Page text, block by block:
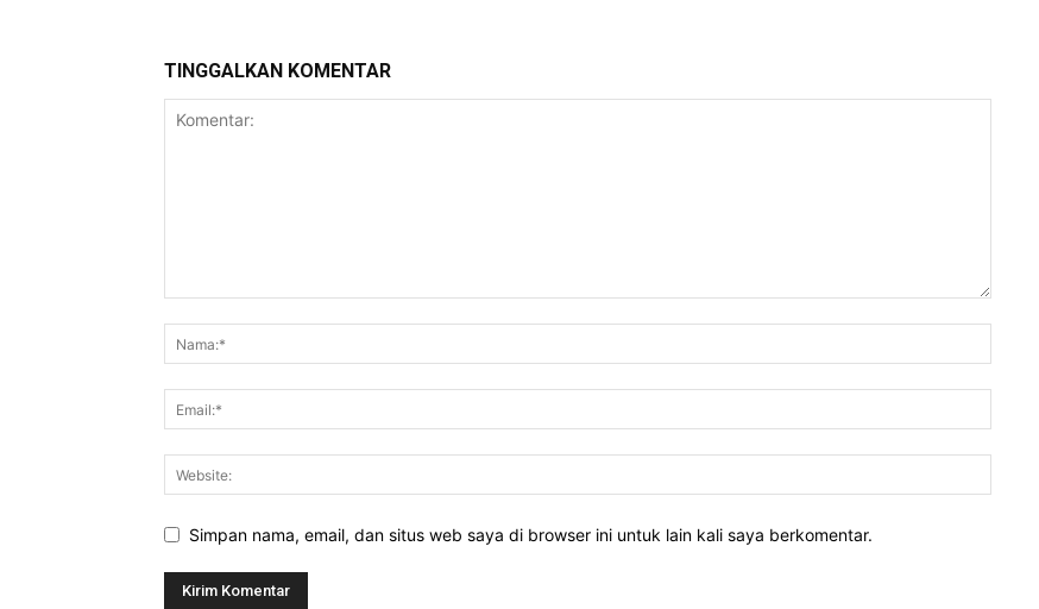
TINGGALKAN KOMENTAR
Simpan nama, email, dan situs web saya di browser ini untuk lain kali saya berkomentar.